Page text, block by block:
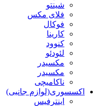
شینتو
فلای مکس
فوکال
کارینا
کنوود
لئودئو
مکسیدر
مکسیدر
ناکامیچی
اکسسوری(لوازم جانبی)
اینترفیس